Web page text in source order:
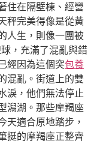
住在隔壁棟、經營
秤完美得像是從黃
人生，則像一團被
，充滿了混亂與錯
經因為這個突包養
混亂。街道上的雙
淚，他們無法停止
潟湖。那些摩羯座
天適合原地踏步，
挺的摩羯座正整齊